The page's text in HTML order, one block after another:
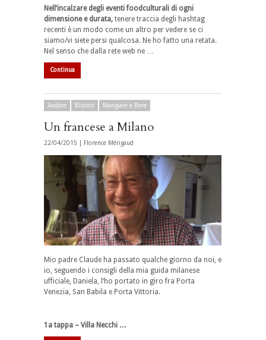
Nell’incalzare degli eventi foodculturali di ogni
dimensione e durata, tenere traccia degli hashtag
recenti è un modo come un altro per vedere se ci
siamo/vi siete persi qualcosa. Ne ho fatto una retata.
Nel senso che dalla rete web ne …
Continua
Andare Bistrot Mangiare e Bere
Un francese a Milano
22/04/2015 | Florence Mérigaud
Mio padre Claude ha passato qualche giorno da noi, e
io, seguendo i consigli della mia guida milanese
ufficiale, Daniela, l’ho portato in giro fra Porta
Venezia, San Babila e Porta Vittoria.
1a tappa – Villa Necchi …